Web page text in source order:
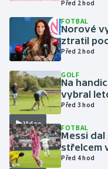
Lyže a snowboard
Moderní pětiboj
Motorsport
Olympijské hry
Parasport
Plavání
Před 2 hod
FOTBAL
Norové
ztratil
Před 2 hod
Video
GOLF
Na
vybral
Před 3 hod
FOTBAL
Messi dal
střelcem
Před 4 hod